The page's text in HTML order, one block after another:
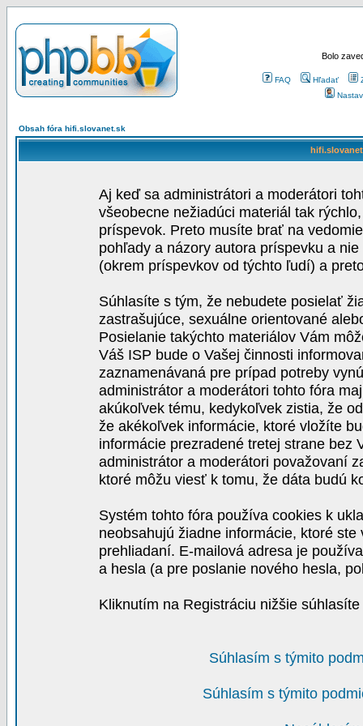
Bolo
FAQ Hľadať
Obsah fóra hifi.slovanet.sk
Aj keď sa administrátori a moderátori
všeobecne nežiadúci materiál tak
príspevok. Preto musíte brať na
pohľady a názory autora príspevku a
(okrem príspevkov od týchto ľudí) a
Súhlasíte s tým, že nebudete posielať
zastrašujúce, sexuálne orientované
Posielanie takýchto materiálov Vám
Váš ISP bude o Vašej činnosti
zaznamenávaná pre prípad potreby
administrátor a moderátori tohto fóra
akúkoľvek tému, kedykoľvek zistia, že
že akékoľvek informácie, ktoré vložíte
informácie prezradené tretej strane bez
administrátor a moderátori považovaní
ktoré môžu viesť k tomu, že dáta budú
Systém tohto fóra používa cookies k
neobsahujú žiadne informácie, ktoré
prehliadaní. E-mailová adresa je
a hesla (a pre poslanie nového hesla,
Kliknutím na Registráciu nižšie
Súhlasím s týmito
Súhlasím s týmito